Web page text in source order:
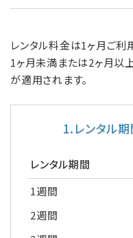
レンタル料金は1ヶ月ご利
1ヶ月未満または2ヶ月以
が適用されます。
1.レンタル
レンタル期間
1週間
2週間